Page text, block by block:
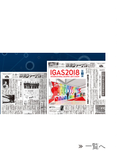
一覧へ